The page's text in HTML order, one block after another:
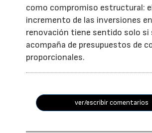
como compromiso estructural:
incremento de las inversiones en
renovación tiene sentido solo si
acompaña de presupuestos de
proporcionales.
ver/escribir comentarios